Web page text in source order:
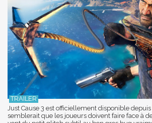
Just Cause 3 est officiellement disponible
semblerait que les joueurs doivent faire face à